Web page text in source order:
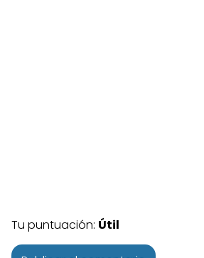
Tu puntuación: Útil